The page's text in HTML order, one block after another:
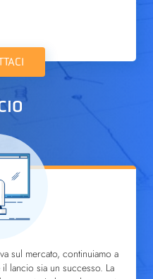
sul mercato, continuiamo a
lancio sia un successo. La